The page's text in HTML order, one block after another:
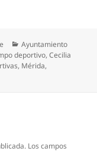
Categorías
Ayuntamiento
deportivo,Cecilia
, Mérida,
Los campos